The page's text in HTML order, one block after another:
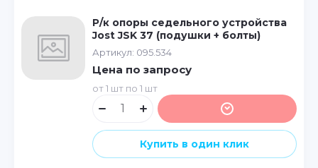
Р/к опоры седельного устройства
Jost JSK 37 (подушки + болты)
Артикул: 095.534
Цена по запросу
от 1 шт по 1 шт
Купить в один клик